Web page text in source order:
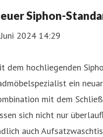
Siphon-
2024 14:29
dem hochliegenden
ein
mit dem
sich nicht nur
auch